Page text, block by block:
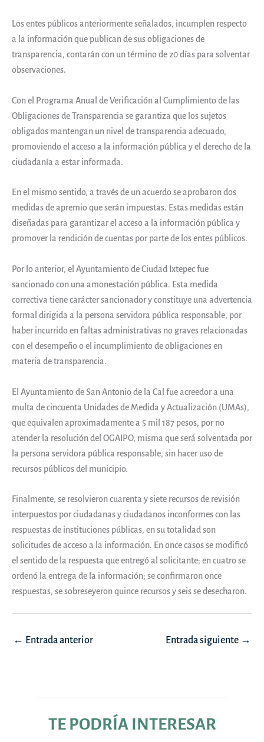
Los entes públicos anteriormente señalados, incumplen respecto
a la información que publican de sus obligaciones de
transparencia, contarán con un término de 20 días para solventar
observaciones.
Con el Programa Anual de Verificación al Cumplimiento de las
Obligaciones de Transparencia se garantiza que los sujetos
obligados mantengan un nivel de transparencia adecuado,
promoviendo el acceso a la información pública y el derecho de la
ciudadanía a estar informada.
En el mismo sentido, a través de un acuerdo se aprobaron dos
medidas de apremio que serán impuestas. Estas medidas están
diseñadas para garantizar el acceso a la información pública y
promover la rendición de cuentas por parte de los entes públicos.
Por lo anterior, el Ayuntamiento de Ciudad Ixtepec fue
sancionado con una amonestación pública. Esta medida
correctiva tiene carácter sancionador y constituye una advertencia
formal dirigida a la persona servidora pública responsable, por
haber incurrido en faltas administrativas no graves relacionadas
con el desempeño o el incumplimiento de obligaciones en
materia de transparencia.
El Ayuntamiento de San Antonio de la Cal fue acreedor a una
multa de cincuenta Unidades de Medida y Actualización (UMAs),
que equivalen aproximadamente a 5 mil 187 pesos, por no
atender la resolución del OGAIPO, misma que será solventada por
la persona servidora pública responsable, sin hacer uso de
recursos públicos del municipio.
Finalmente, se resolvieron cuarenta y siete recursos de revisión
interpuestos por ciudadanas y ciudadanos inconformes con las
respuestas de instituciones públicas, en su totalidad son
solicitudes de acceso a la información. En once casos se modificó
el sentido de la respuesta que entregó al solicitante; en cuatro se
ordenó la entrega de la información; se confirmaron once
respuestas, se sobreseyeron quince recursos y seis se desecharon.
Navegación
← Entrada anterior Entrada siguiente →
TE PODRÍA INTERESAR